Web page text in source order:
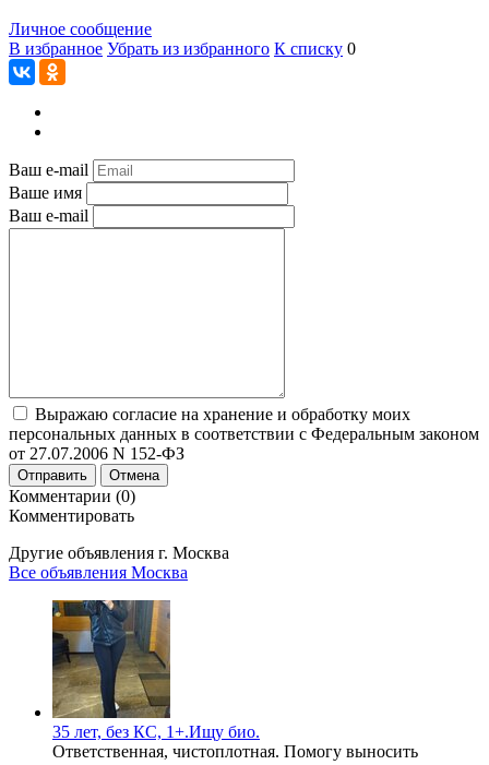
Личное сообщение
В избранное Убрать из избранного К списку 0
Ваш e-mail
Ваше имя
Ваш e-mail
Выражаю согласие на хранение и обработку моих
персональных данных в соответствии с Федеральным законом
от 27.07.2006 N 152-ФЗ
Отправить Отмена
Комментарии (0)
Комментировать
Другие объявления г. Москва
Все объявления Москва
35 лет, без КС, 1+.Ищу био.
Ответственная, чистоплотная. Помогу выносить